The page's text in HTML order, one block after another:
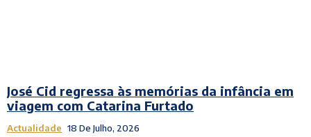
José Cid regressa às memórias da infância em
viagem com Catarina Furtado
Actualidade 18 De Julho, 2026